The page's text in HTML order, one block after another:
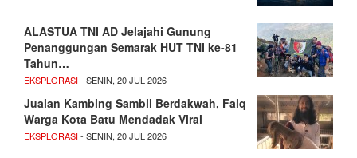
ALASTUA TNI AD Jelajahi Gunung
Penanggungan Semarak HUT TNI ke-81
Tahun…
EKSPLORASI- SENIN, 20 JUL 2026
Jualan Kambing Sambil Berdakwah, Faiq
Warga Kota Batu Mendadak Viral
EKSPLORASI- SENIN, 20 JUL 2026